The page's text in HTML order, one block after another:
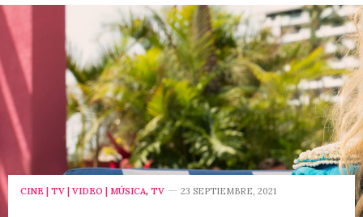
CINE | TV | VIDEO | MÚSICA, TV 23 SEPTIEMBRE, 2021